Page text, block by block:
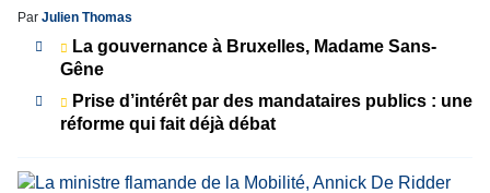
Par Julien Thomas
La gouvernance à Bruxelles, Madame Sans-
Gêne
Prise d’intérêt par des mandataires publics : une
réforme qui fait déjà débat